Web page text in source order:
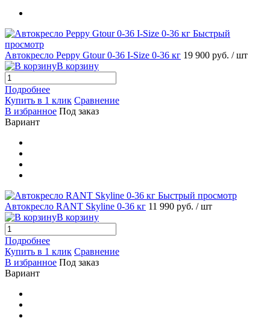
Быстрый
просмотр
Автокресло Peppy Gtour 0-36 I-Size 0-36 кг 19 900 руб. / шт
В корзину
Подробнее
Купить в 1 клик Сравнение
В избранное Под заказ
Вариант
Быстрый просмотр
Автокресло RANT Skyline 0-36 кг 11 990 руб. / шт
В корзину
Подробнее
Купить в 1 клик Сравнение
В избранное Под заказ
Вариант